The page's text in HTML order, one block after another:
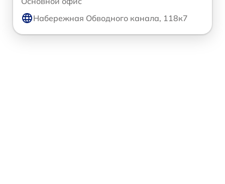
Набережная Обводного канала, 118к7